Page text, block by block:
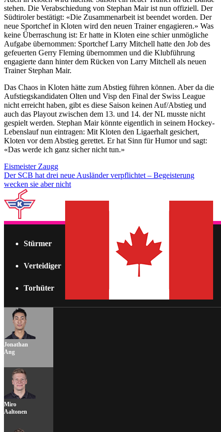
stehen. Die Verabschiedung von Stephan Mair ist nun offiziell. Der
Südtiroler bestätigt: «Die Zusammenarbeit ist beendet worden. Der
neue Sportchef in Kloten wird den neuen Trainer engagieren.» Was
keine Überraschung ist: Er hatte in Kloten eine schier unmögliche
Aufgabe übernommen: Sportchef Larry Mitchell hatte den Job des
gefeuerten Gerry Fleming übernommen und die Klubführung
engagierte dann hinter dem Rücken von Larry Mitchell als neuen
Trainer Stephan Mair.
Das Chaos in Kloten hätte zum Abstieg führen können. Aber da die
Aufstiegskandidaten Olten und Visp den Final der Swiss League
nicht erreicht haben, gibt es diese Saison keinen Auf/Abstieg und
auch das Playout zwischen dem 13. und 14. der NL musste nicht
gespielt werden. Stephan Mair könnte eigentlich in seinem Hockey-
Lebenslauf nun eintragen: Mit Kloten den Ligaerhalt gesichert,
Kloten vor dem Abstieg gerettet. Er hat Sinn für Humor und sagt:
«Das werde ich ganz sicher nicht tun.»
Eismeister Zaugg
Der SCB hat drei neue Ausländer verpflichtet – Begeisterung
wecken sie aber nicht
Stürmer
Verteidiger
Torhüter
Jonathan
Ang
Miro
Aaltonen